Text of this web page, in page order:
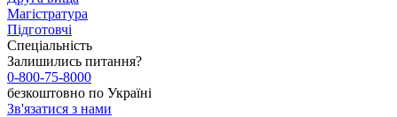
Магістратура
Підготовчі
Спеціальність
Залишились питання?
0-800-75-8000
безкоштовно по Україні
Зв'язатися з нами